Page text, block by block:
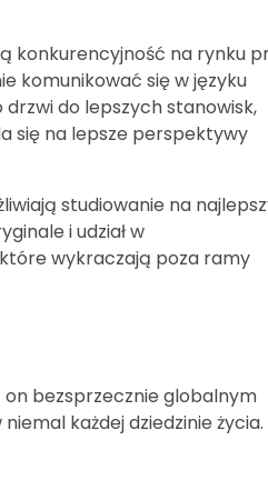
konkurencyjność na rynku
komunikować się w języku
do lepszych stanowisk,
się na lepsze perspektywy
studiowanie na
i udział w
wykraczają poza ramy
bezsprzecznie globalnym
każdej dziedzinie życia.